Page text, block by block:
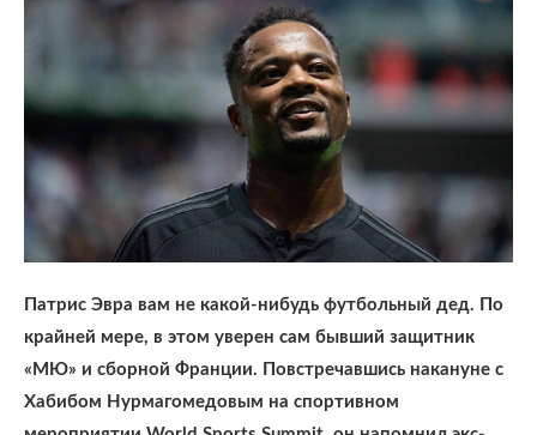
Патрис Эвра вам не какой-нибудь футбольный дед. По
крайней мере, в этом уверен сам бывший защитник
«МЮ» и сборной Франции. Повстречавшись накануне с
Хабибом Нурмагомедовым на спортивном